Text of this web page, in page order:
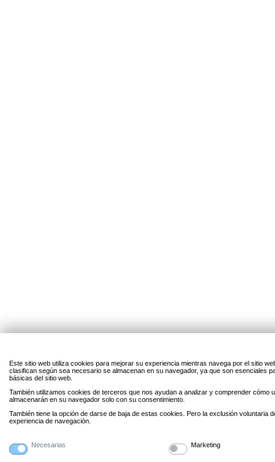
Este sitio web utiliza cookies para mejorar su experiencia mientras navega por el sitio
clasifican según sea necesario se almacenan en su navegador, ya que son esenciales
básicas del sitio web.
También utilizamos cookies de terceros que nos ayudan a analizar y comprender cómo
almacenarán en su navegador solo con su consentimiento.
También tiene la opción de darse de baja de estas cookies. Pero la exclusión voluntaria
experiencia de navegación.
Necesarias Marketing